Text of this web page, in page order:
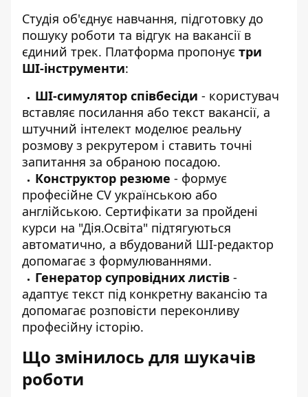
Студія об'єднує навчання, підготовку до
пошуку роботи та відгук на вакансії в
єдиний трек. Платформа пропонує три
ШІ-інструменти:
ШІ-симулятор співбесіди - користувач
вставляє посилання або текст вакансії, а
штучний інтелект моделює реальну
розмову з рекрутером і ставить точні
запитання за обраною посадою.
Конструктор резюме - формує
професійне CV українською або
англійською. Сертифікати за пройдені
курси на "Дія.Освіта" підтягуються
автоматично, а вбудований ШІ-редактор
допомагає з формулюваннями.
Генератор супровідних листів -
адаптує текст під конкретну вакансію та
допомагає розповісти переконливу
професійну історію.
Що змінилось для шукачів
роботи